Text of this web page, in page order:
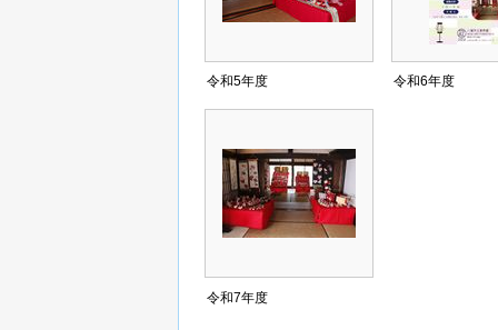
令和5年度 令和6年度
令和7年度